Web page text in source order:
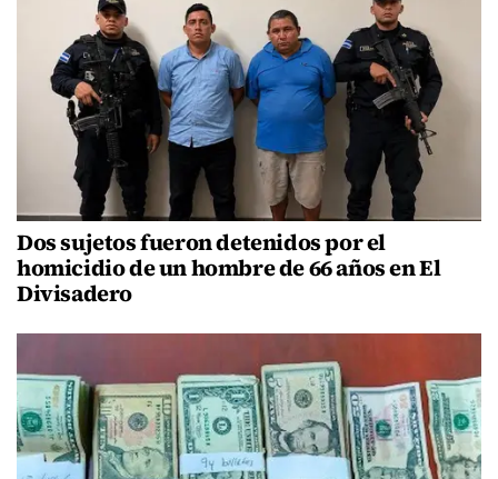
Dos sujetos fueron detenidos por el
homicidio de un hombre de 66 años en El
Divisadero